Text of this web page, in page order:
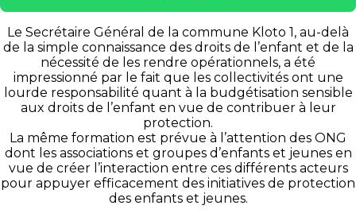
Le Secrétaire Général de la commune Kloto 1, au-delà
de la simple connaissance des droits de l’enfant et de la
nécessité de les rendre opérationnels, a été
impressionné par le fait que les collectivités ont une
lourde responsabilité quant à la budgétisation sensible
aux droits de l’enfant en vue de contribuer à leur
protection.
La même formation est prévue à l’attention des ONG
dont les associations et groupes d’enfants et jeunes en
vue de créer l’interaction entre ces différents acteurs
pour appuyer efficacement des initiatives de protection
des enfants et jeunes.